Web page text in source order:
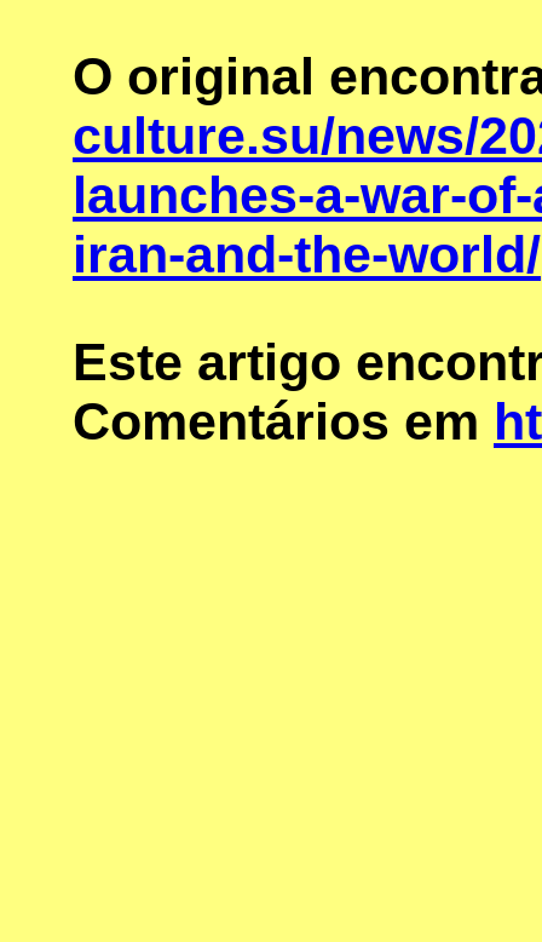
O original
culture.su/news/
launches-a-war-
iran-and-the-world/
Este artigo
Comentários em